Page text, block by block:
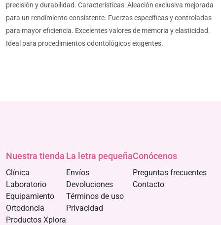
precisión y durabilidad. Características: Aleación exclusiva mejorada
para un rendimiento consistente. Fuerzas específicas y controladas
para mayor eficiencia. Excelentes valores de memoria y elasticidad.
Ideal para procedimientos odontológicos exigentes.
Nuestra tienda
Clínica
Laboratorio
Equipamiento
Ortodoncia
Productos Xplora
La letra pequeña
Envíos
Devoluciones
Términos de uso
Privacidad
Conócenos
Preguntas frecuentes
Contacto